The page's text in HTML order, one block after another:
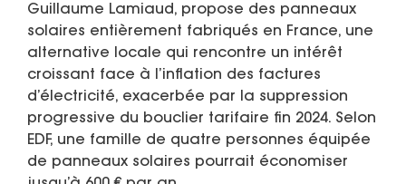
Guillaume Lamiaud, propose des panneaux
solaires entièrement fabriqués en France, une
alternative locale qui rencontre un intérêt
croissant face à l’inflation des factures
d’électricité, exacerbée par la suppression
progressive du bouclier tarifaire fin 2024. Selon
EDF, une famille de quatre personnes équipée
de panneaux solaires pourrait économiser